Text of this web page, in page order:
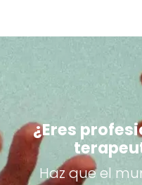
¿Eres
Haz que el